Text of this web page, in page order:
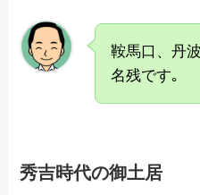
鞍馬口、丹
名残です｡
秀吉時代の御土居